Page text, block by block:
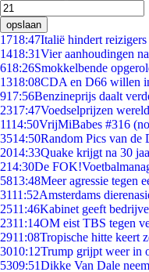
opslaan
1718:47Italië hindert
1418:31Vier aanhoudingen
618:26Smokkelbende
1318:08CDA en D66 willen
917:56Benzineprijs daalt
2317:47Voedselprijzen
1114:50VrijMiBabes #316
3514:50Random Pics van de
2014:33Quake krijgt na 30
214:30De
5813:48Meer agressie tegen
3111:52Amsterdams
2511:46Kabinet geeft
2311:14OM eist TBS tegen
2911:08Tropische hitte keert
3010:12Trump grijpt weer in
5309:51Dikke Van Dale